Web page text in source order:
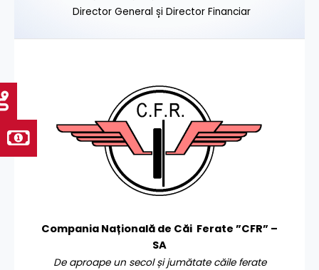
Director General și Director Financiar
Compania Națională de Căi Ferate ”CFR” –
SA
De aproape un secol și jumătate căile ferate